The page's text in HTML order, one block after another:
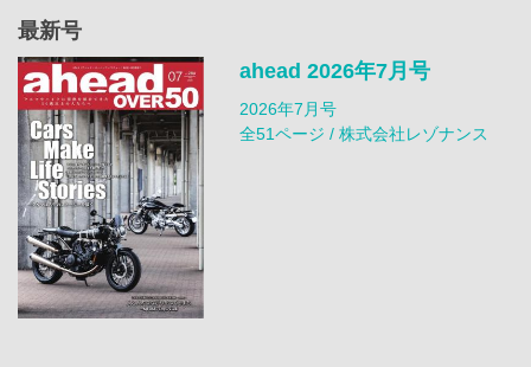
最新号
ahead 2026年7月号
2026年7月号
全51ページ / 株式会社レゾナンス